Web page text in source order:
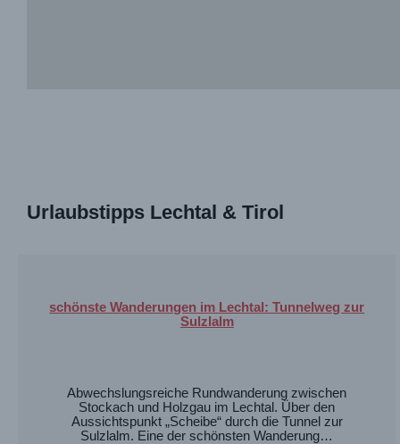
Urlaubstipps Lechtal & Tirol
schönste Wanderungen im Lechtal: Tunnelweg zur
Sulzlalm
Abwechslungsreiche Rundwanderung zwischen
Stockach und Holzgau im Lechtal. Über den
Aussichtspunkt „Scheibe“ durch die Tunnel zur
Sulzlalm. Eine der schönsten Wanderung…